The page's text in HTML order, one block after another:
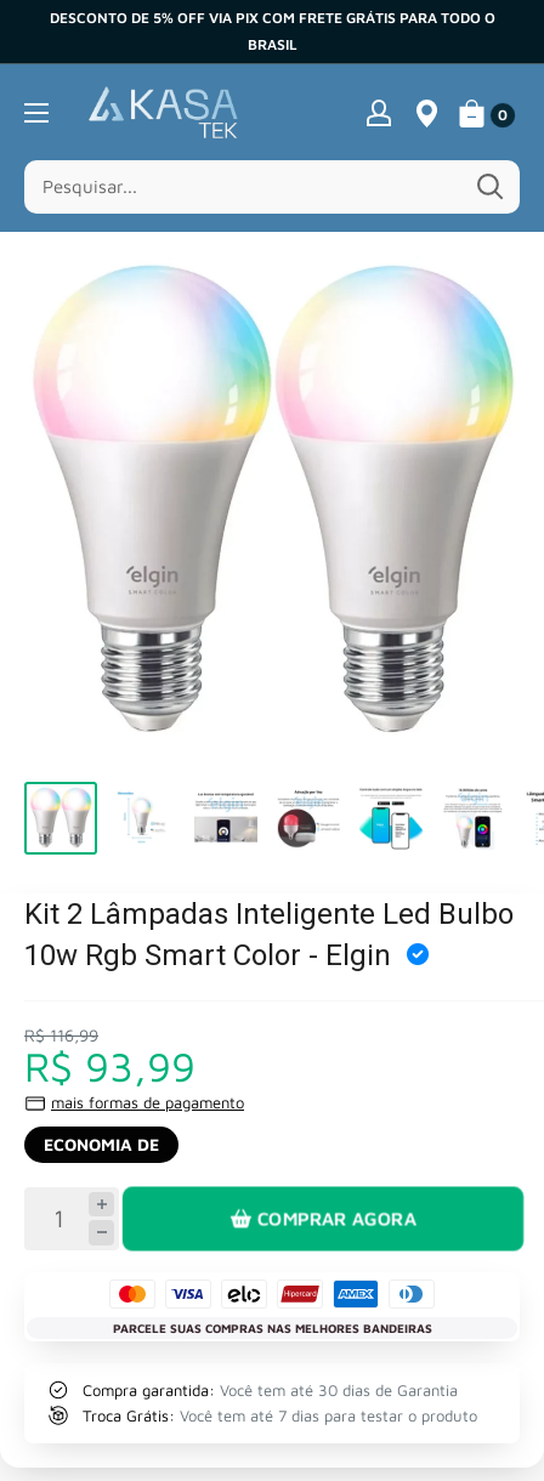
DESCONTO DE 5% OFF VIA PIX COM FRETE GRÁTIS PARA TODO O
BRASIL
0
Kit 2 Lâmpadas Inteligente Led Bulbo
10w Rgb Smart Color - Elgin
R$ 116,99
R$ 93,99
mais formas de pagamento
ECONOMIA DE
COMPRAR AGORA
PARCELE SUAS COMPRAS NAS MELHORES BANDEIRAS
Compra garantida: Você tem até 30 dias de Garantia
Troca Grátis: Você tem até 7 dias para testar o produto